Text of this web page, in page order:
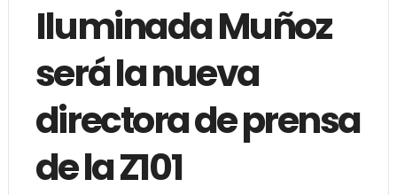
Iluminada Muñoz
será la nueva
directora de prensa
de la Z101